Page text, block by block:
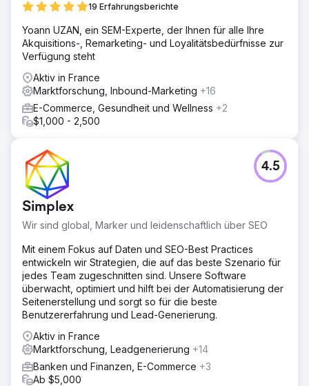
19 Erfahrungsberichte
Yoann UZAN, ein SEM-Experte, der Ihnen für alle Ihre
Akquisitions-, Remarketing- und Loyalitätsbedürfnisse zur
Verfügung steht
Aktiv in France
Marktforschung, Inbound-Marketing +16
E-Commerce, Gesundheit und Wellness +2
$1,000 - 2,500
Simplex
Wir sind global, Marker und leidenschaftlich über SEO
4.5
Mit einem Fokus auf Daten und SEO-Best Practices
entwickeln wir Strategien, die auf das beste Szenario für
jedes Team zugeschnitten sind. Unsere Software
überwacht, optimiert und hilft bei der Automatisierung der
Seitenerstellung und sorgt so für die beste
Benutzererfahrung und Lead-Generierung.
Aktiv in France
Marktforschung, Leadgenerierung +14
Banken und Finanzen, E-Commerce +3
Ab $5,000